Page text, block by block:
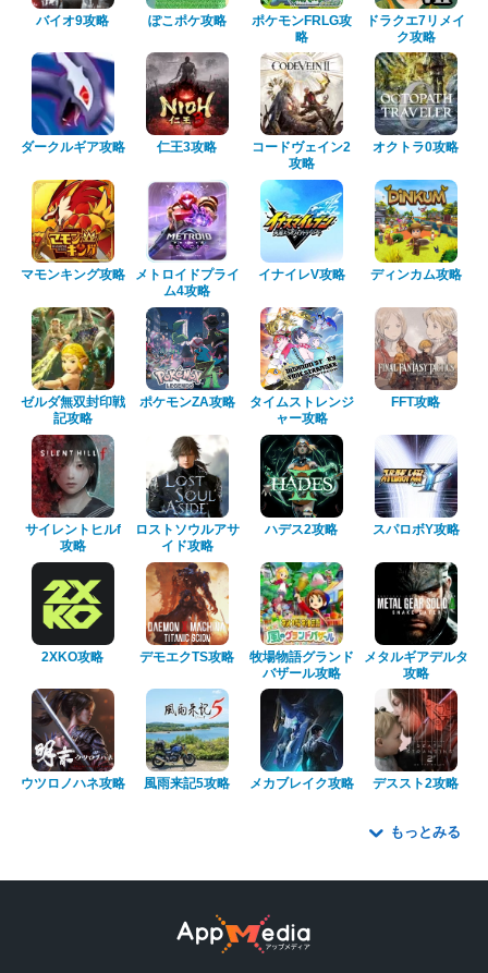
バイオ9攻略 ぽこポケ攻略
ポケモンFRLG攻
略
ドラクエ7リメイ
ク攻略
ダークルギア攻略 仁王3攻略
コードヴェイン2
攻略
オクトラ0攻略
マモンキング攻略
メトロイドプライ
ム4攻略
イナイレV攻略 ディンカム攻略
ゼルダ無双封印戦
記攻略
ポケモンZA攻略
タイムストレンジ
ャー攻略
FFT攻略
サイレントヒルf
攻略
ロストソウルアサ
イド攻略
ハデス2攻略 スパロボY攻略
2XKO攻略 デモエクTS攻略
牧場物語グランド
バザール攻略
メタルギアデルタ
攻略
ウツロノハネ攻略 風雨来記5攻略 メカブレイク攻略 デススト2攻略
もっとみる